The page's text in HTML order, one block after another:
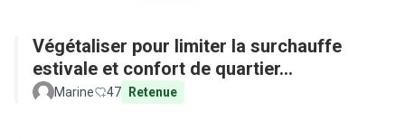
Végétaliser pour limiter la surchauffe
estivale et confort de quartier...
Marine 47 Retenue